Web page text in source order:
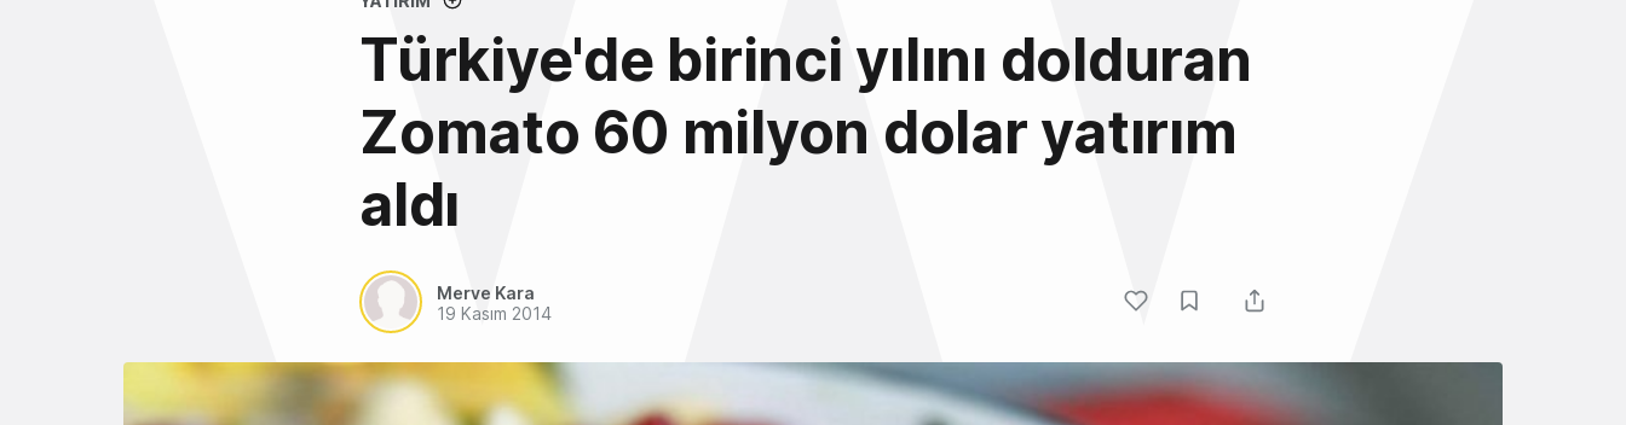
Türkiye'de birinci yılını dolduran
Zomato 60 milyon dolar yatırım
aldı
Merve Kara
19 Kasım 2014